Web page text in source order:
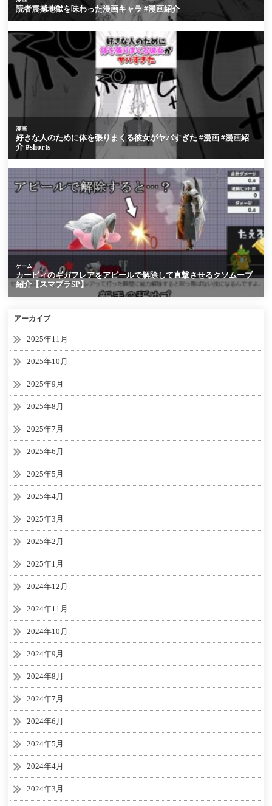
アーカイブ
2025年11月
2025年10月
2025年9月
2025年8月
2025年7月
2025年6月
2025年5月
2025年4月
2025年3月
2025年2月
2025年1月
2024年12月
2024年11月
2024年10月
2024年9月
2024年8月
2024年7月
2024年6月
2024年5月
2024年4月
2024年3月